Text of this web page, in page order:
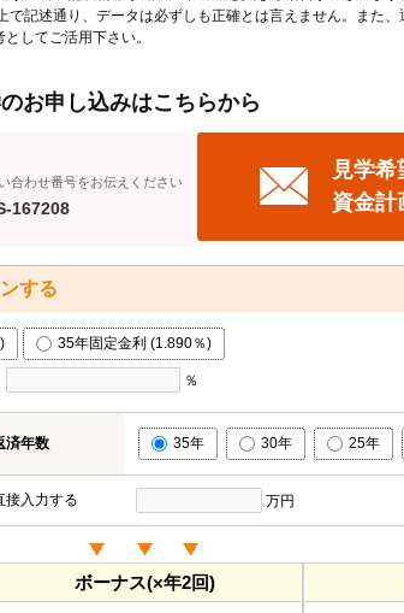
で記述通り、データは必ずしも正確とは言えません。また
してご活用下さい。
お申し込みはこちらから
合わせ番号をお伝えください
167208
見学
資金計
する
35年固定金利 (1.890％)
％
済年数 35年 30年 25年
接入力する 万円
ボーナス(×年2回)